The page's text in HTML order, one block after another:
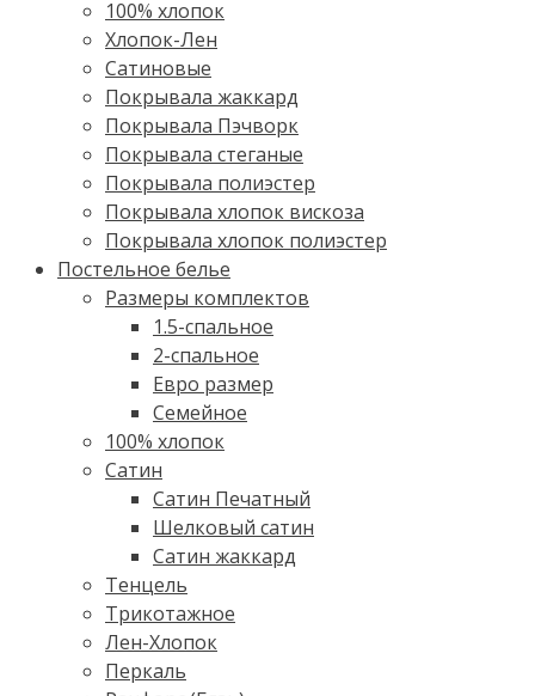
100% хлопок
Хлопок-Лен
Сатиновые
Покрывала жаккард
Покрывала Пэчворк
Покрывала стеганые
Покрывала полиэстер
Покрывала хлопок вискоза
Покрывала хлопок полиэстер
Постельное белье
Размеры комплектов
1.5-спальное
2-спальное
Евро размер
Семейное
100% хлопок
Cатин
Сатин Печатный
Шелковый сатин
Сатин жаккард
Тенцель
Трикотажное
Лен-Хлопок
Перкаль